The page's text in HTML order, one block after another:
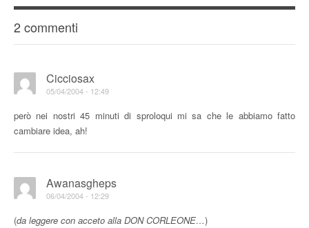
2 commenti
Cicciosax
05/04/2004 - 12:49
però nei nostri 45 minuti di sproloqui mi sa che le abbiamo fatto
cambiare idea, ah!
Awanasgheps
06/04/2004 - 12:29
(da leggere con acceto alla DON CORLEONE…)